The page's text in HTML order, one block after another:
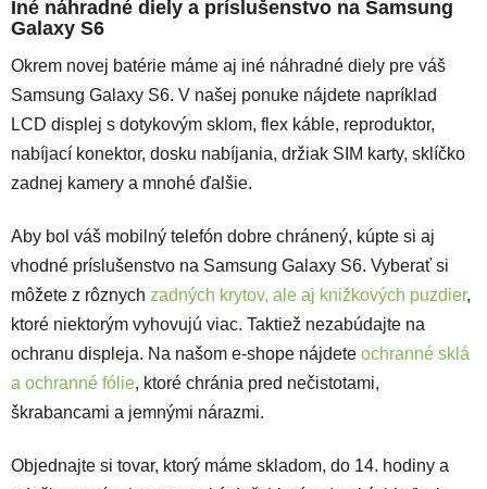
Iné náhradné diely a príslušenstvo na Samsung
Galaxy S6
Okrem novej batérie máme aj iné náhradné diely pre váš
Samsung Galaxy S6. V našej ponuke nájdete napríklad
LCD displej s dotykovým sklom, flex káble, reproduktor,
nabíjací konektor, dosku nabíjania, držiak SIM karty, sklíčko
zadnej kamery a mnohé ďalšie.
Aby bol váš mobilný telefón dobre chránený, kúpte si aj
vhodné príslušenstvo na Samsung Galaxy S6. Vyberať si
môžete z rôznych zadných krytov, ale aj knižkových puzdier,
ktoré niektorým vyhovujú viac. Taktiež nezabúdajte na
ochranu displeja. Na našom e-shope nájdete ochranné sklá
a ochranné fólie, ktoré chránia pred nečistotami,
škrabancami a jemnými nárazmi.
Objednajte si tovar, ktorý máme skladom, do 14. hodiny a